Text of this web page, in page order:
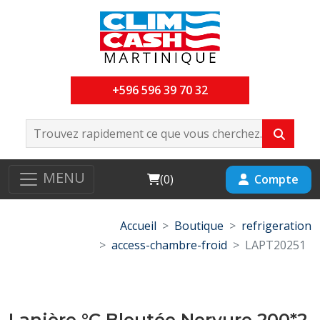
+596 596 39 70 32
MENU Cart
(0) Compte
Accueil Boutique
refrigeration
access-chambre-froid
LAPT20251